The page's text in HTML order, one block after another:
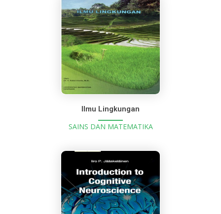
Ilmu Lingkungan
SAINS DAN MATEMATIKA